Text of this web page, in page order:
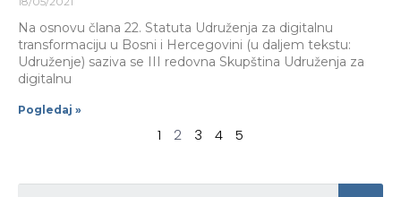
Na osnovu člana 22. Statuta Udruženja za digitalnu
transformaciju u Bosni i Hercegovini (u daljem tekstu:
Udruženje) saziva se III redovna Skupština Udruženja za
digitalnu
Pogledaj »
1 2 3 4 5